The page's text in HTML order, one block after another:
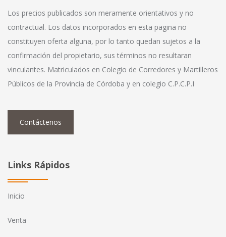
Los precios publicados son meramente orientativos y no
contractual. Los datos incorporados en esta pagina no
constituyen oferta alguna, por lo tanto quedan sujetos a la
confirmación del propietario, sus términos no resultaran
vinculantes. Matriculados en Colegio de Corredores y Martilleros
Públicos de la Provincia de Córdoba y en colegio C.P.C.P.I
Contáctenos
Links Rápidos
Inicio
Venta